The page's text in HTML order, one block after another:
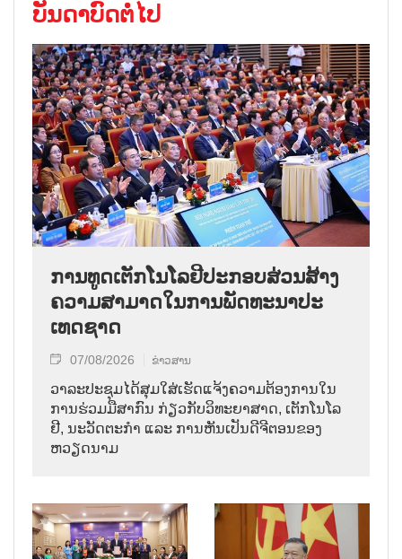
ບັນດາບົດຕໍ່ໄປ
ການ​ທູດ​ເຕັກ​ໂນ​ໂລ​ຢີ​ປະ​ກອບ​ສ່ວນ​ສ້າງ​
ຄວາມ​ສາ​ມາດ​ໃນ​ການ​ພັດ​ທະ​ນາ​ປະ​
ເທດ​ຊາດ
07/08/2026 ຂ່າວສານ
ວາ​ລະ​ປະ​ຊຸມ​ໄດ້​ສຸມ​ໃສ່​ເຮັດ​ແຈ້ງ​ຄວາມ​ຕ້ອງ​ການ​ໃນ​
ການ​ຮ່ວມ​ມື​ສາ​ກົນ ກ່ຽວ​ກັບ​ວິ​ທະ​ຍາ​ສາດ, ເຕັກ​ໂນ​ໂລ​
ຢີ, ນະ​ວັດ​ຕະ​ກຳ ແລະ ການ​ຫັນ​ເປັນ​ດີ​ຈີ​ຕອນ​ຂອງ
ຫວຽດ​ນາມ